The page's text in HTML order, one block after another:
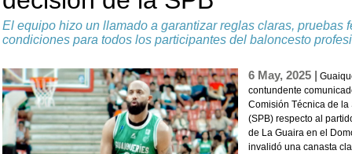
El equipo hizo un llamado a garantizar reglas claras, pruebas
condiciones para todos los participantes del baloncesto
6 May, 2025 |
contundente
Comisión Técnica de
(SPB) respecto al
de La Guaira en el
invalidó una canasta